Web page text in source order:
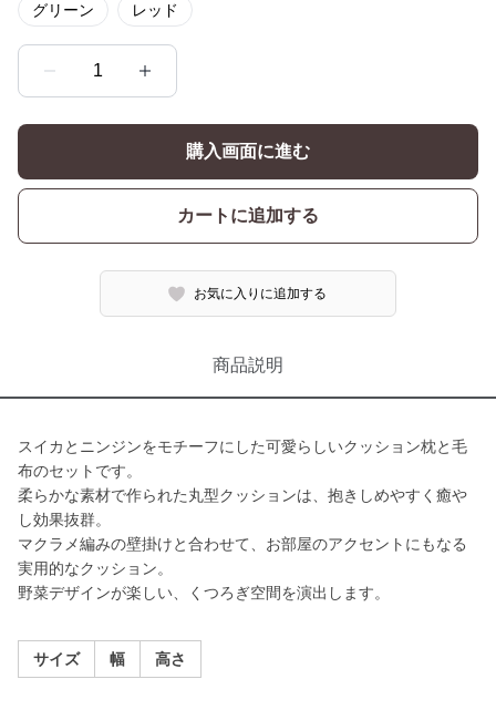
グリーン レッド
1
購入画面に進む
カートに追加する
お気に入りに追加する
商品説明
スイカとニンジンをモチーフにした可愛らしいクッション枕と毛
布のセットです。
柔らかな素材で作られた丸型クッションは、抱きしめやすく癒や
し効果抜群。
マクラメ編みの壁掛けと合わせて、お部屋のアクセントにもなる
実用的なクッション。
野菜デザインが楽しい、くつろぎ空間を演出します。
サイズ 幅 高さ